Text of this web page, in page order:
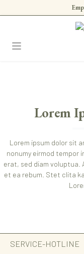
Zum Hauptinhalt
Lorem
Lorem ipsum dolor sit
nonumy eirmod tempor
erat, sed diam voluptua.
et ea rebum. Stet clita
SERVICE-HOTLINE